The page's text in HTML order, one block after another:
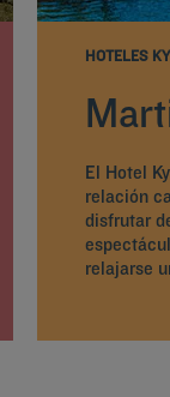
HOTELES
El Hotel
relación
disfrutar
relajarse